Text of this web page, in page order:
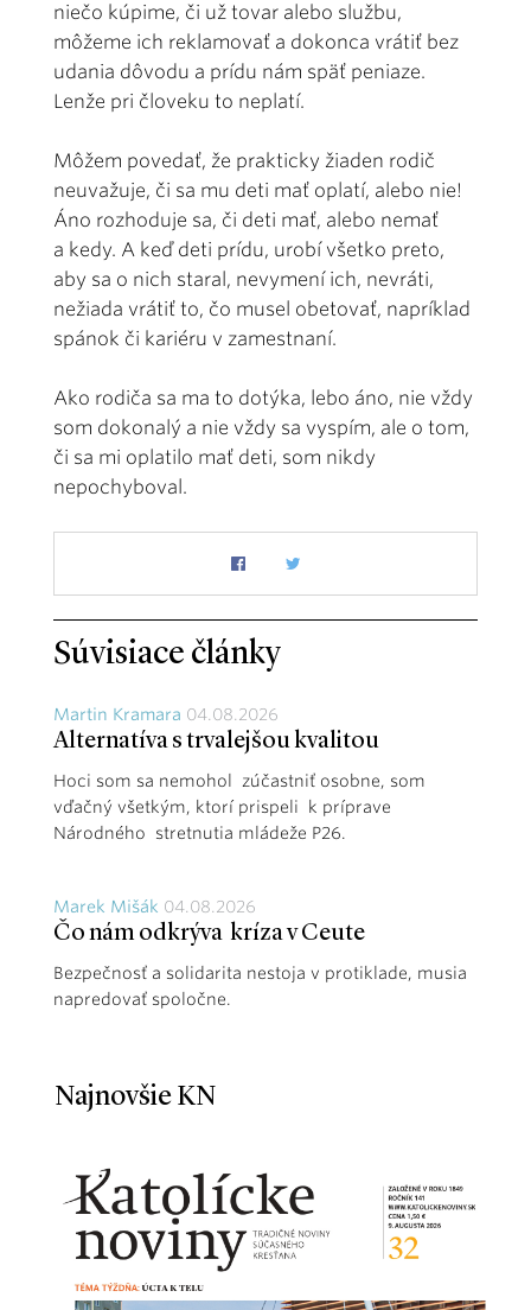
niečo kúpime, či už tovar alebo službu,
môžeme ich reklamovať a dokonca vrátiť bez
udania dôvodu a prídu nám späť peniaze.
Lenže pri človeku to neplatí.
Môžem povedať, že prakticky žiaden rodič
neuvažuje, či sa mu deti mať oplatí, alebo nie!
Áno rozhoduje sa, či deti mať, alebo nemať
a kedy. A keď deti prídu, urobí všetko preto,
aby sa o nich staral, nevymení ich, nevráti,
nežiada vrátiť to, čo musel obetovať, napríklad
spánok či kariéru v zamestnaní.
Ako rodiča sa ma to dotýka, lebo áno, nie vždy
som dokonalý a nie vždy sa vyspím, ale o tom,
či sa mi oplatilo mať deti, som nikdy
nepochyboval.
Súvisiace články
Martin Kramara 04.08.2026
Alternatíva s trvalejšou kvalitou
Hoci som sa nemohol zúčastniť osobne, som
vďačný všetkým, ktorí prispeli k príprave
Národného stretnutia mládeže P26.
Marek Mišák 04.08.2026
Čo nám odkrýva kríza v Ceute
Bezpečnosť a solidarita nestoja v protiklade, musia
napredovať spoločne.
Najnovšie KN